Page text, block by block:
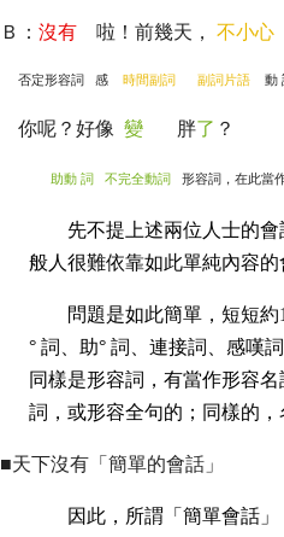
Ｂ： 沒有 啦！前幾天， 不小心
否定形容詞 感 時間副詞 副詞片語 動
你呢？好像 變 胖了 ？
助動 詞 不完全動詞 形容詞，在此當
先不提上述兩位人士的
般人很難依靠如此單純內容
問題是如此簡單，短短約
° 詞、助° 詞、連接詞、感嘆
同樣是形容詞，有當作形容
詞，或形容全句的；同樣的
■天下沒有「簡單的會話」
因此，所謂「簡單會話